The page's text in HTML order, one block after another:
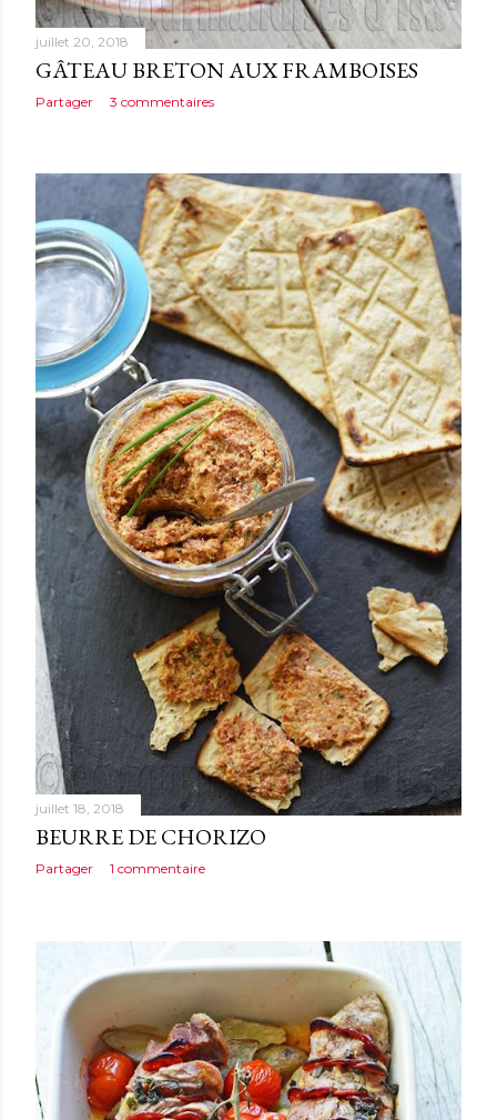
juillet 20, 2018
GÂTEAU BRETON AUX FRAMBOISES
Partager 3 commentaires
juillet 18, 2018
BEURRE DE CHORIZO
Partager 1 commentaire